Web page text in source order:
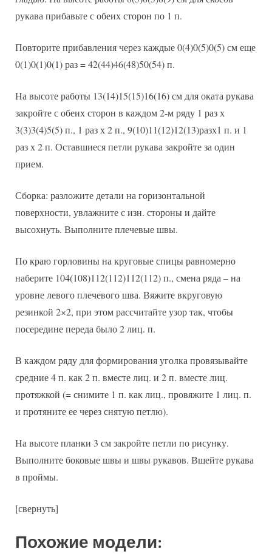
рукава прибавьте с обеих сторон по 1 п.
Повторите прибавления через каждые 0(4)0(5)0(5) см еще
0(1)0(1)0(1) раз = 42(44)46(48)50(54) п.
На высоте работы 13(14)15(15)16(16) см для оката рукава
закройте с обеих сторон в каждом 2-м ряду 1 раз х
3(3)3(4)5(5) п., 1 раз х 2 п., 9(10)11(12)12(13)разх1 п. и 1
раз х 2 п. Оставшиеся петли рукава закройте за один
прием.
Сборка: разложите детали на горизонтальной
поверхности, увлажните с изн. стороны и дайте
высохнуть. Выполните плечевые швы.
По краю горловины на круговые спицы равномерно
наберите 104(108)112(112)112(112) п., смена ряда – на
уровне левого плечевого шва. Вяжите вкруговую
резинкой 2×2, при этом рассчитайте узор так, чтобы
посередине переда было 2 лиц. п.
В каждом ряду для формирования уголка провязывайте
средние 4 п. как 2 п. вместе лиц. и 2 п. вместе лиц.
протяжкой (= снимите 1 п. как лиц., провяжите 1 лиц. п.
и протяните ее через снятую петлю).
На высоте планки 3 см закройте петли по рисунку.
Выполните боковые швы и швы рукавов. Вшейте рукава
в проймы.
[свернуть]
Похожие модели: